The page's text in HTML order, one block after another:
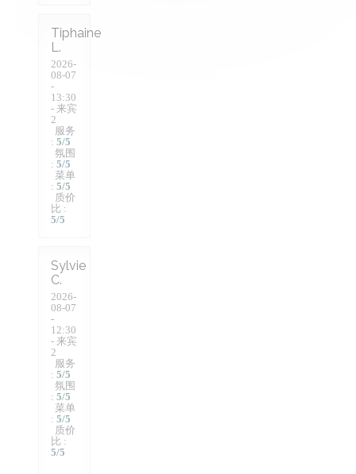
Tiphaine
L
2026-
08-07
-
13:30
- 来宾
2
服务
: 5/5
氛围
: 5/5
菜单
: 5/5
质价
比 :
5/5
Sylvie
C
2026-
08-07
-
12:30
- 来宾
2
服务
: 5/5
氛围
: 5/5
菜单
: 5/5
质价
比 :
5/5